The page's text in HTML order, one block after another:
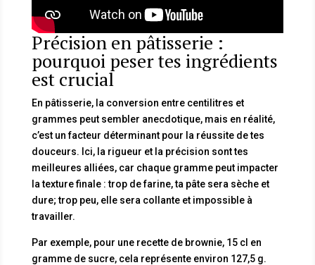
Précision en pâtisserie :
pourquoi peser tes ingrédients
est crucial
En pâtisserie, la conversion entre centilitres et
grammes peut sembler anecdotique, mais en réalité,
c’est un facteur déterminant pour la réussite de tes
douceurs. Ici, la rigueur et la précision sont tes
meilleures alliées, car chaque gramme peut impacter
la texture finale : trop de farine, ta pâte sera sèche et
dure; trop peu, elle sera collante et impossible à
travailler.
Par exemple, pour une recette de brownie, 15 cl en
gramme de sucre, cela représente environ 127,5 g.